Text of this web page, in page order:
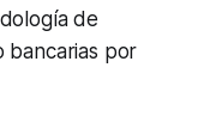
de
bancarias por